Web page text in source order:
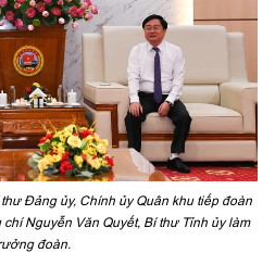
Đảng ủy, Chính ủy Quân khu tiếp đoàn
Nguyễn Văn Quyết, Bí thư Tỉnh ủy làm
đoàn.